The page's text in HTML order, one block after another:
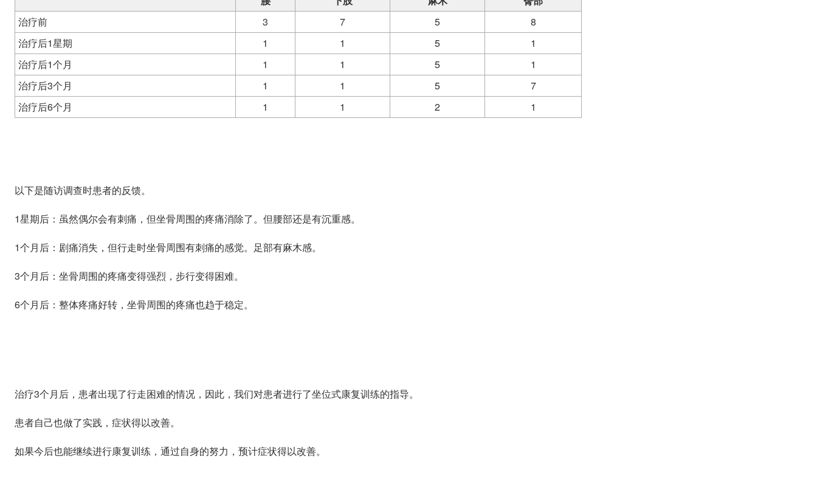
治疗前
3 7 5
8
治疗后1星期
1 1 5
1
治疗后1个月
1 1 5
1
治疗后3个月
1 1 5
7
治疗后6个月
1 1 2 1
以下是随访调查时患者的反馈。
1星期后：虽然偶尔会有刺痛，但坐骨周围的疼痛消除了。但腰部还是有沉重感。
1个月后：剧痛消失，但行走时坐骨周围有刺痛的感觉。足部有麻木感。
3个月后：坐骨周围的疼痛变得强烈，步行变得困难。
6个月后：整体疼痛好转，坐骨周围的疼痛也趋于稳定。
治疗3个月后，患者出现了行走困难的情况，因此，我们对患者进行了坐位式康复训练的指导。
患者自己也做了实践，症状得以改善。
如果今后也能继续进行康复训练，通过自身的努力，预计症状得以改善。